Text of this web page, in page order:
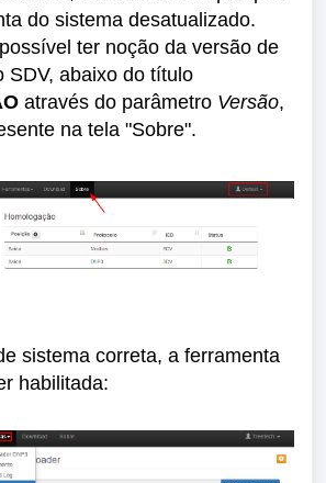
do sistema desatualizado.
ter noção da versão de
SDV, abaixo do título
através do parâmetro Versão,
na tela "Sobre".
sistema correta, a ferramenta
habilitada: